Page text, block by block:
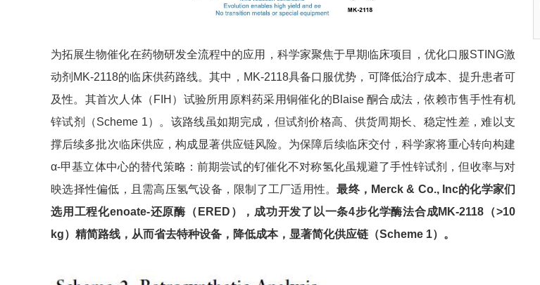
为拓展生物催化在药物研发全流程中的应用，科学家聚焦于早期临床项目，优化口服STING激
动剂MK-2118的临床供药路线。其中，MK-2118具备口服优势，可降低治疗成本、提升患者可
及性。其首次人体（FIH）试验所用原料药采用铜催化的Blaise 酮合成法，依赖市售手性有机
锌试剂（Scheme 1）。该路线虽如期完成，但试剂价格高、供货周期长、稳定性差，难以支
撑后续多批次临床供应，构成显著供应链风险。为保障后续临床交付，科学家将重心转向构建
α-甲基立体中心的替代策略：前期尝试的钌催化不对称氢化虽规避了手性锌试剂，但收率与对
映选择性偏低，且需高压氢气设备，限制了工厂适用性。最终， Merck & Co., Inc的化学家们
选用工程化enoate-还原酶（ ERED ），成功开发了以一条4步化学酶法合成MK-2118 （>10
kg）精简路线，从而省去特种设备，降低成本，显著简化供应链（Scheme 1）。